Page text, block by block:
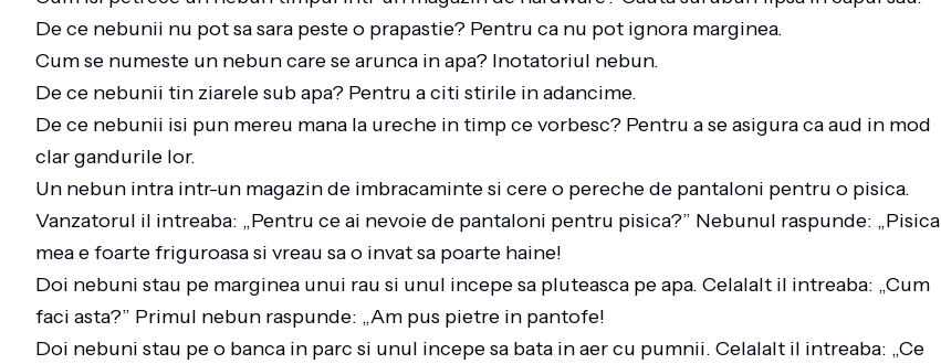
De ce nebunii nu pot sa sara peste o prapastie? Pentru ca nu pot ignora marginea.
Cum se numeste un nebun care se arunca in apa? Inotatoriul nebun.
De ce nebunii tin ziarele sub apa? Pentru a citi stirile in adancime.
De ce nebunii isi pun mereu mana la ureche in timp ce vorbesc? Pentru a se asigura ca aud in mod
clar gandurile lor.
Un nebun intra intr-un magazin de imbracaminte si cere o pereche de pantaloni pentru o pisica.
Vanzatorul il intreaba: „Pentru ce ai nevoie de pantaloni pentru pisica?” Nebunul raspunde: „Pisica
mea e foarte friguroasa si vreau sa o invat sa poarte haine!
Doi nebuni stau pe marginea unui rau si unul incepe sa pluteasca pe apa. Celalalt il intreaba: „Cum
faci asta?” Primul nebun raspunde: „Am pus pietre in pantofe!
Doi nebuni stau pe o banca in parc si unul incepe sa bata in aer cu pumnii. Celalalt il intreaba: „Ce